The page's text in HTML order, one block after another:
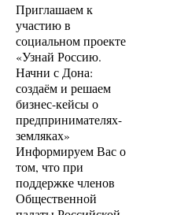
Приглашаем к
участию в
социальном проекте
«Узнай Россию.
Начни с Дона:
создаём и решаем
бизнес-кейсы о
предпринимателях-
земляках»
Информируем Вас о
том, что при
поддержке членов
Общественной